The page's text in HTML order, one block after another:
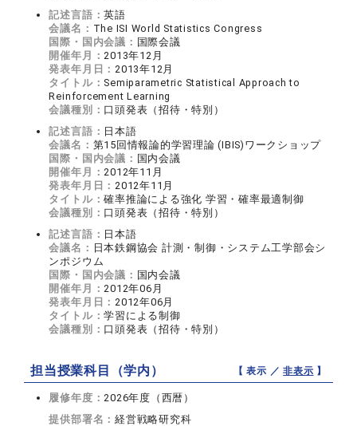
記述言語：英語
会議名： The ISI World Statistics Congress
国際・国内会議： 国際会議
開催年月： 2013年12月
発表年月日： 2013年12月
タイトル： Semiparametric Statistical Approach to
Reinforcement Learning
会議種別： 口頭発表（招待・特別）
記述言語： 日本語
会議名： 第15回情報論的学習理論 (IBIS)ワークショップ
国際・国内会議： 国内会議
開催年月： 2012年11月
発表年月日： 2012年11月
タイトル：確率推論による強化 学習・確率最適制御
会議種別： 口頭発表（招待・特別）
記述言語： 日本語
会議名： 日本鉄鋼協会 計測・制御・システム工学部会シ
ンポジウム
国際・国内会議： 国内会議
開催年月： 2012年06月
発表年月日： 2012年06月
タイトル：学習による制御
会議種別： 口頭発表（招待・特別）
担当授業科目（学内） 【 表示 ／非表示 】
履修年度： 2026年度（西暦）
提供部署名：経営戦略研究科